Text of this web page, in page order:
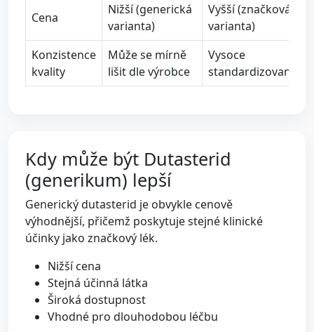
Cena
Nižší (generická
varianta)
Vyšší (značková
varianta)
Konzistence
kvality
Může se mírně
lišit dle výrobce
Vysoce
standardizovaná
Kdy může být Dutasterid
(generikum) lepší
Generický dutasterid je obvykle cenově
výhodnější, přičemž poskytuje stejné klinické
účinky jako značkový lék.
Nižší cena
Stejná účinná látka
Široká dostupnost
Vhodné pro dlouhodobou léčbu